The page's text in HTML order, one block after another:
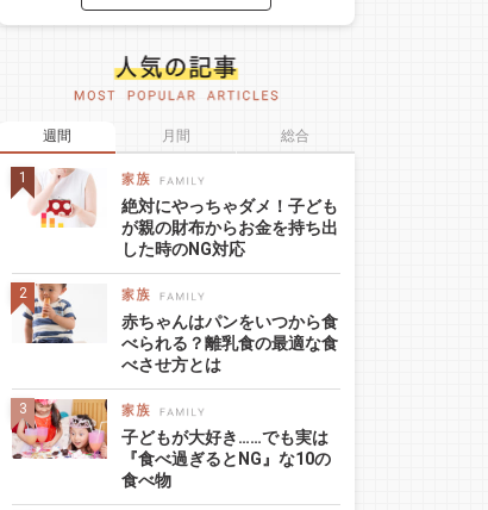
週間 月間 総合
絶対にやっちゃダメ！子ども
が親の財布からお金を持ち出
した時のNG対応
赤ちゃんはパンをいつから食
べられる？離乳食の最適な食
べさせ方とは
子どもが大好き……でも実は
『食べ過ぎるとNG』な10の
食べ物